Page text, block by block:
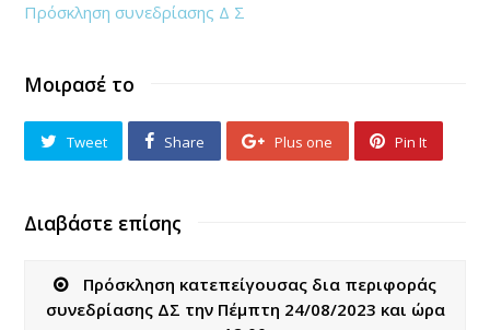
Πρόσκληση συνεδρίασης Δ Σ
Μοιρασέ το
Tweet Share Plus one Pin It
Διαβάστε επίσης
Πρόσκληση κατεπείγουσας δια περιφοράς
συνεδρίασης ΔΣ την Πέμπτη 24/08/2023 και ώρα